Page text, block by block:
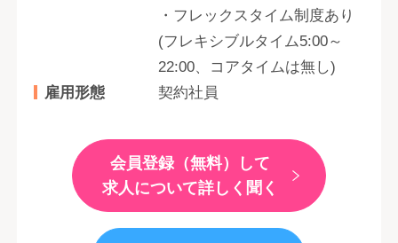
・フレックスタイム制度あり
(フレキシブルタイム5:00～
22:00、コアタイムは無し)
雇用形態
契約社員
会員登録（無料）して
求人について詳しく聞く